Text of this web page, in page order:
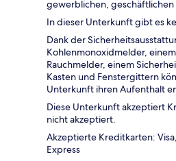
gewerblichen,
In dieser Unterkunft gibt es
Dank der
Kohlenmonoxidmelder,
Rauchmelder, einem
Kasten und Fenstergittern
Unterkunft ihren Aufenthalt
Diese Unterkunft akzeptiert
nicht akzeptiert.
Akzeptierte Kreditkarten:
Express